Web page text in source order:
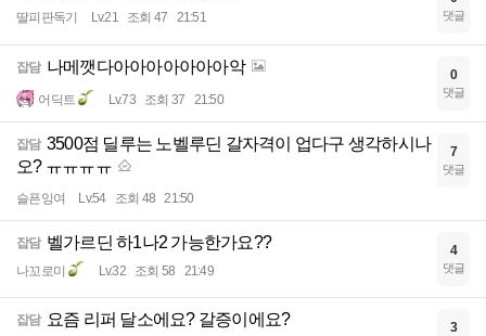
딸피판독기 Lv.21 조회 47 21:51 댓글
잡담 나메깻다아아아아아아아악
어딕트 Lv.73 조회 37 21:50
0
댓글
잡담 3500점 딜루는 노벨루딘 갈자격이 업다구 생각하시나
오? ㅠㅠㅠㅠ
슬픈잉여 Lv.54 조회 48 21:50
7
댓글
잡담 벨가르딘 하1나2 가능한가요??
나꼬로미 Lv.32 조회 58 21:49
4
댓글
잡담 요즘 리퍼 달소에요? 갈증이에요? 3